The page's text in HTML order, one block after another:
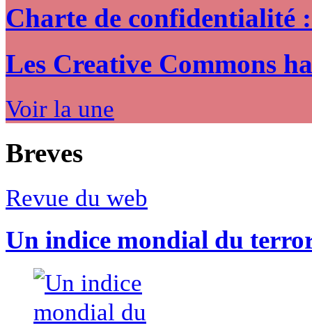
Charte de confidentialité
Les Creative Commons
Voir la une
Breves
Revue du web
Un indice mondial du